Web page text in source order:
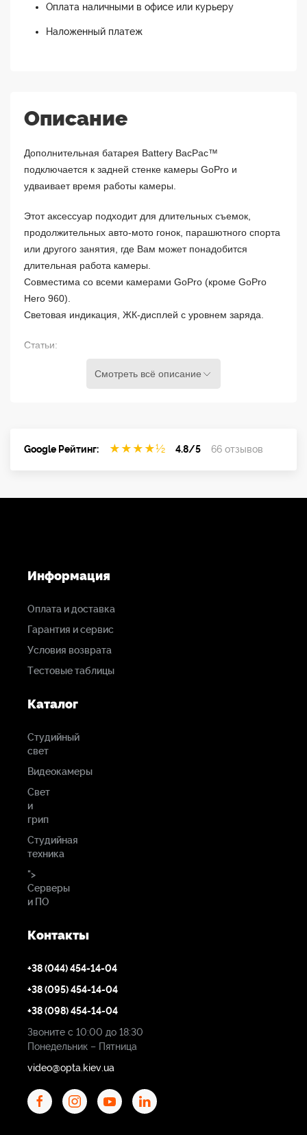
Оплата наличными в офисе или курьеру
Наложенный платеж
Описание
Дополнительная батарея Battery BacPac™
подключается к задней стенке камеры GoPro и
удваивает время работы камеры.
Этот аксессуар подходит для длительных съемок,
продолжительных авто-мото гонок, парашютного спорта
или другого занятия, где Вам может понадобится
длительная работа камеры.
Совместима со всеми камерами GoPro (кроме GoPro
Hero 960).
Световая индикация, ЖК-дисплей с уровнем заряда.
Статьи:
GoPro теперь с нами!Смотреть всё описание
Google Рейтинг: ★ ★ ★ ★½ 4.8/5 66 отзывов
Информация
Оплата и доставка
Гарантия и сервис
Условия возврата
Тестовые таблицы
Каталог
Студийный
свет
Видеокамеры
Свет
и
грип
Студийная
техника
">
Серверы
и ПО
Контакты
+38 (044) 454-14-04
+38 (095) 454-14-04
+38 (098) 454-14-04
Звоните с 10:00 до 18:30
Понедельник – Пятница
video@opta.kiev.ua